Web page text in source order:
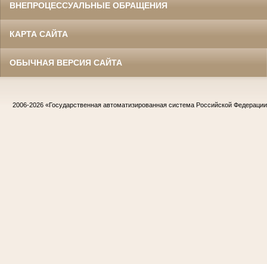
ВНЕПРОЦЕССУАЛЬНЫЕ ОБРАЩЕНИЯ
КАРТА САЙТА
ОБЫЧНАЯ ВЕРСИЯ САЙТА
2006-2026 «Государственная автоматизированная система Российской